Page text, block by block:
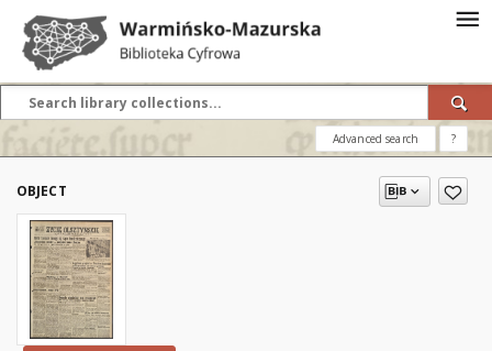
Advanced search ?
OBJECT